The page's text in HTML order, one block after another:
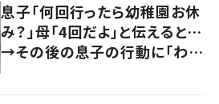
息子「何回行ったら幼稚園お休
み？」母「4回だよ」と伝えると…
→その後の息子の行動に「わか